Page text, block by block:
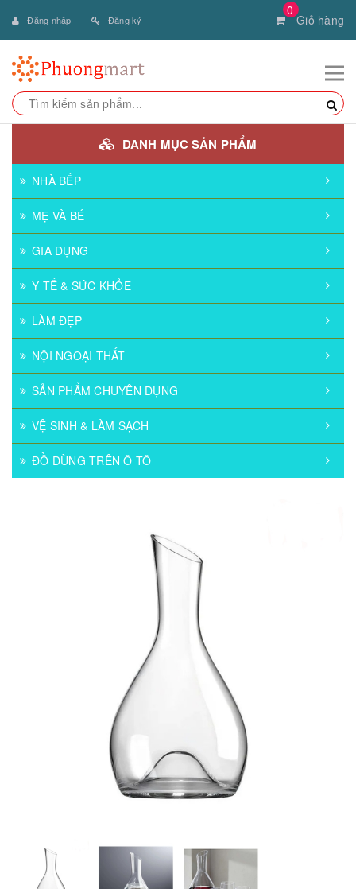
0
Giỏ hàng
Đăng nhập Đăng ký
DANH MỤC SẢN PHẨM
NHÀ BẾP
MẸ VÀ BÉ
GIA DỤNG
Y TẾ & SỨC KHỎE
LÀM ĐẸP
NỘI NGOẠI THẤT
SẢN PHẨM CHUYÊN DỤNG
VỆ SINH & LÀM SẠCH
ĐỒ DÙNG TRÊN Ô TÔ